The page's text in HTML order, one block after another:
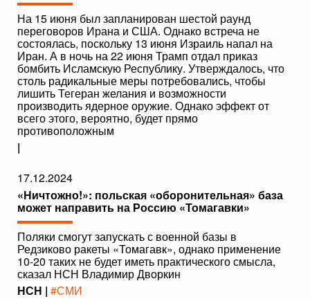
На 15 июня был запланирован шестой раунд
переговоров Ирана и США. Однако встреча не
состоялась, поскольку 13 июня Израиль напал на
Иран. А в ночь на 22 июня Трамп отдал приказ
бомбить Исламскую Республику. Утверждалось, что
столь радикальные меры потребовались, чтобы
лишить Тегеран желания и возможности
производить ядерное оружие. Однако эффект от
всего этого, вероятно, будет прямо
противоположным
|
17.12.2024
«Ничтожно!»: польская «оборонительная» база
может направить на Россию «Томагавки»
Поляки смогут запускать с военной базы в
Редзиково ракеты «Томагавк», однако применение
10-20 таких не будет иметь практического смысла,
сказал НСН Владимир Дворкин
НСН | #СМИ